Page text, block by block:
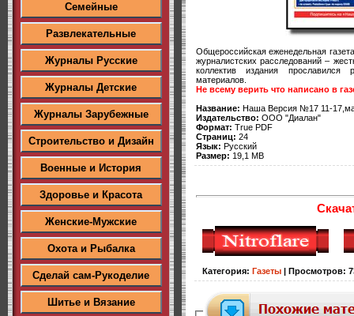
Семейные
Развлекательные
Журналы Русские
Журналы Детские
Журналы Зарубежные
Строительство и Дизайн
Военные и История
Здоровье и Красота
Женские-Мужские
Охота и Рыбалка
Сделай сам-Рукоделие
Шитье и Вязание
Общероссийская еженедельная
журналистских расследований –
коллектив издания прославился
материалов.
Не всему верить что написано в
Название: Наша Версия №17 11-
Издательство: ООО "Диалан"
Формат: True PDF
Страниц: 24
Язык: Русский
Размер: 19,1 MB
Категория: Газеты| Просмотров: